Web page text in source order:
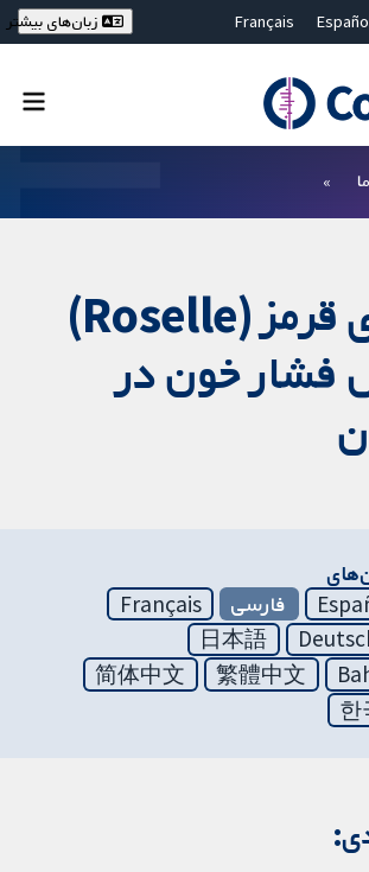
Français
ไทย
繁體中文
زبان‌های بیشتر
نقش چای قرمز (Roselle)
فشار خون در
فارسی
Français
日本語
繁體中文
简体中文
한